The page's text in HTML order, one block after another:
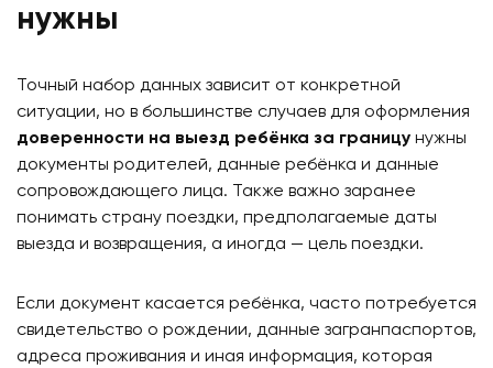
нужны
Точный набор данных зависит от конкретной
ситуации, но в большинстве случаев для оформления
доверенности на выезд ребёнка за границу нужны
документы родителей, данные ребёнка и данные
сопровождающего лица. Также важно заранее
понимать страну поездки, предполагаемые даты
выезда и возвращения, а иногда — цель поездки.
Если документ касается ребёнка, часто потребуется
свидетельство о рождении, данные загранпаспортов,
адреса проживания и иная информация, которая